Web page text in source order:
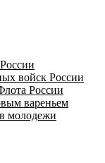
войск России
России
вареньем
молодежи